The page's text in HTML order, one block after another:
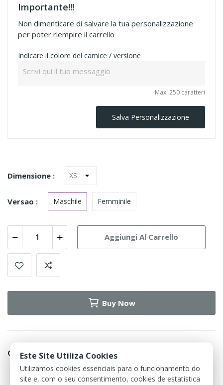
Importante!!!
Non dimenticare di salvare la tua personalizzazione
per poter riempire il carrello
Indicare il colore del camice / versione
Max. 250 caratteri
Salva Personalizzazione
Dimensione :
Versao : Maschile Femminile
Aggiungi Al Carrello
Buy Now
Condividi
Política de devolução
Este Site Utiliza Cookies
Utilizamos cookies essenciais para o funcionamento do
site e, com o seu consentimento, cookies de estatística